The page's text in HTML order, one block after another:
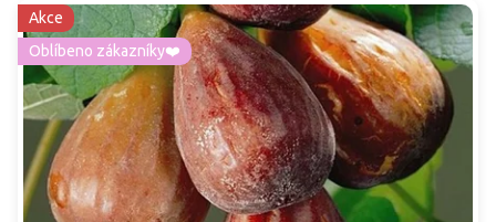
Akce
Oblíbeno zákazníky❤️